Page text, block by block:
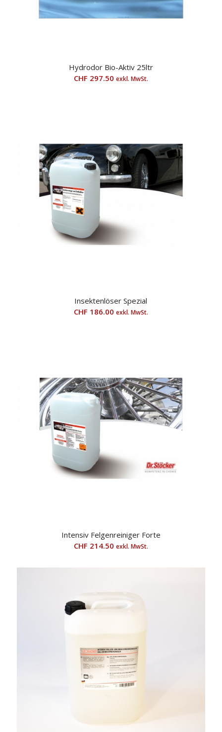
Hydrodor Bio-Aktiv 25ltr
CHF 297.50 exkl. MwSt.
Insektenlöser Spezial
CHF 186.00 exkl. MwSt.
Intensiv Felgenreiniger Forte
CHF 214.50 exkl. MwSt.